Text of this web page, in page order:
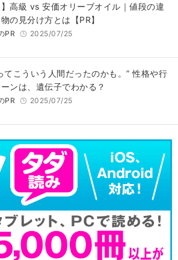
】高級 vs 安価オリーブオイル｜値段の違
の見分け方とは【PR】
PR 2025/07/25
てこういう人間だったのかも。” 性格や行
ンは、遺伝子でわかる？
PR 2025/07/25